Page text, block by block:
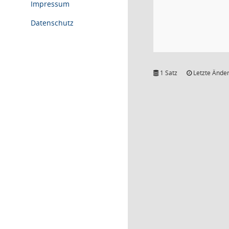
Impressum
Datenschutz
1 Satz Letzte